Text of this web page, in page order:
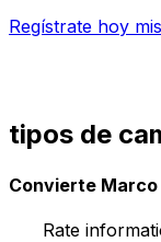
Regístrate hoy
tipos de
Convierte
Rate